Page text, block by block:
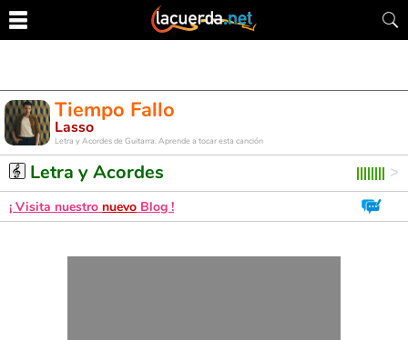
Tiempo Fallo
Lasso
Letra y Acordes de Guitarra. Aprende a tocar esta canción
Letra y Acordes
¡ Visita nuestro nuevo Blog !